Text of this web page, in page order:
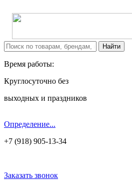
Время работы:
Круглосуточно без
выходных и праздников
Определение...
+7 (918) 905-13-34
Заказать звонок